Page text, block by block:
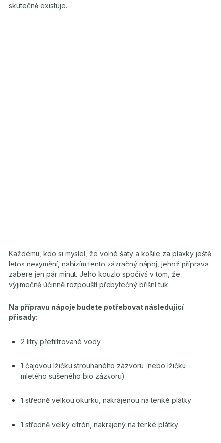
skutečně existuje.
Každému, kdo si myslel, že volné šaty a košile za plavky ještě
letos nevymění, nabízím tento zázračný nápoj, jehož příprava
zabere jen pár minut. Jeho kouzlo spočívá v tom, že
výjimečně účinně rozpouští přebytečný břišní tuk.
Na přípravu nápoje budete potřebovat následující
přísady:
2 litry přefiltrované vody
1 čajovou lžičku strouhaného zázvoru (nebo lžičku
mletého sušeného bio zázvoru)
1 středně velkou okurku, nakrájenou na tenké plátky
1 středně velký citrón, nakrájený na tenké plátky